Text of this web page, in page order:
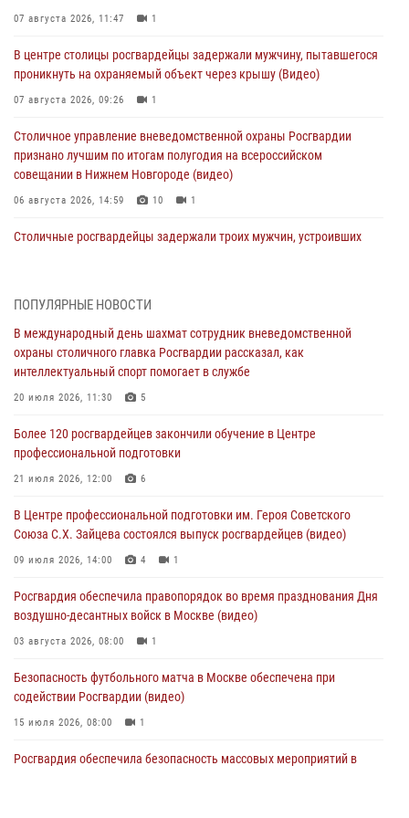
07 августа 2026, 11:47 1
В центре столицы росгвардейцы задержали мужчину, пытавшегося
проникнуть на охраняемый объект через крышу (Видео)
07 августа 2026, 09:26 1
Столичное управление вневедомственной охраны Росгвардии
признано лучшим по итогам полугодия на всероссийском
совещании в Нижнем Новгороде (видео)
06 августа 2026, 14:59 10 1
Столичные росгвардейцы задержали троих мужчин, устроивших
матче в Москве обеспечила Росгвардия (видео)
06 августа 2026, 08:30
Столичные росгвардейцы задержали мужчину, устроившего дебош
05 августа 2026, 12:39
Московские росгвардейцы обеспечили безопасность проведения
05 августа 2026, 12:35
Делегация МВД Республики Беларусь ознакомилась с передовыми
04 августа 2026, 18:16 5
ПОПУЛЯРНЫЕ НОВОСТИ
В международный день шахмат сотрудник вневедомственной
охраны столичного главка Росгвардии рассказал, как
интеллектуальный спорт помогает в службе
20 июля 2026, 11:30 5
Более 120 росгвардейцев закончили обучение в Центре
профессиональной подготовки
21 июля 2026, 12:00 6
В Центре профессиональной подготовки им. Героя Советского
Союза С.Х. Зайцева состоялся выпуск росгвардейцев (видео)
09 июля 2026, 14:00 4 1
Росгвардия обеспечила правопорядок во время празднования Дня
воздушно-десантных войск в Москве (видео)
03 августа 2026, 08:00 1
Безопасность футбольного матча в Москве обеспечена при
содействии Росгвардии (видео)
15 июля 2026, 08:00 1
Росгвардия обеспечила безопасность массовых мероприятий в